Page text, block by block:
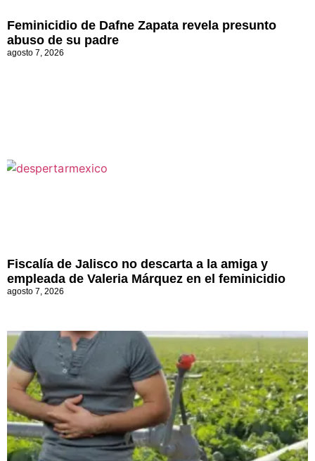
Feminicidio de Dafne Zapata revela presunto
abuso de su padre
agosto 7, 2026
Fiscalía de Jalisco no descarta a la amiga y
empleada de Valeria Márquez en el feminicidio
agosto 7, 2026